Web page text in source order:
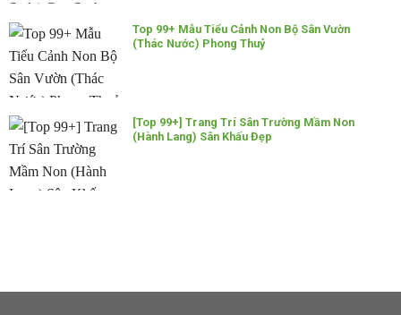
Top 99+ Mẫu Tiểu Cảnh Non Bộ Sân Vườn
(Thác Nước) Phong Thuỷ
[Top 99+] Trang Trí Sân Trường Mầm Non
(Hành Lang) Sân Khấu Đẹp